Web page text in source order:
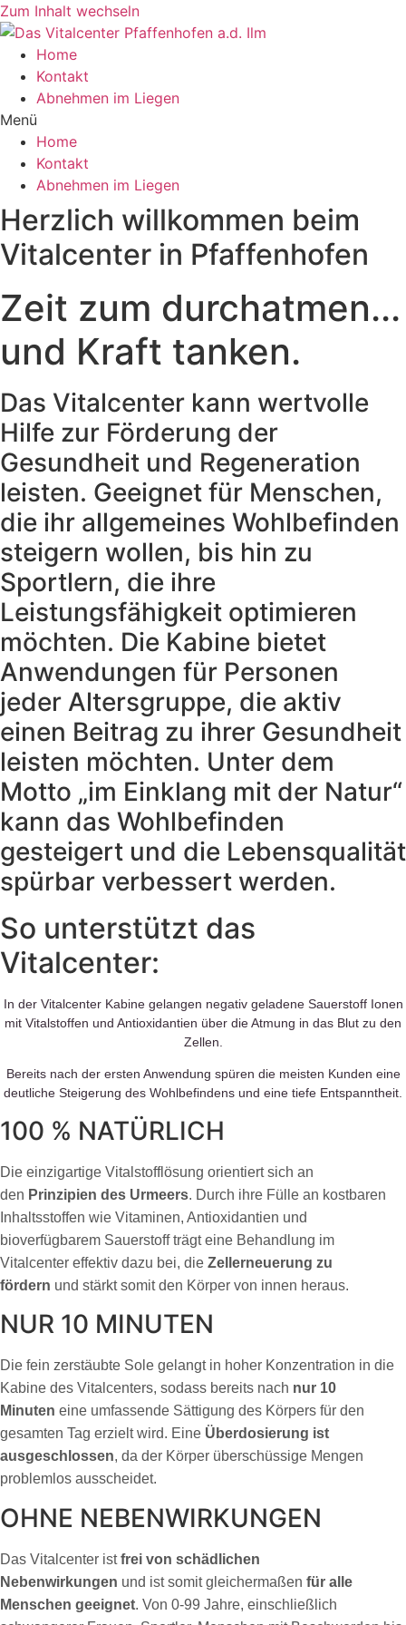
Zum Inhalt wechseln
Home
Kontakt
Abnehmen im Liegen
Menü
Home
Kontakt
Abnehmen im Liegen
Herzlich willkommen beim
Vitalcenter in Pfaffenhofen
Zeit zum durchatmen...
und Kraft tanken.
Das Vitalcenter kann wertvolle
Hilfe zur Förderung der
Gesundheit und Regeneration
leisten. Geeignet für Menschen,
die ihr allgemeines Wohlbefinden
steigern wollen, bis hin zu
Sportlern, die ihre
Leistungsfähigkeit optimieren
möchten. Die Kabine bietet
Anwendungen für Personen
jeder Altersgruppe, die aktiv
einen Beitrag zu ihrer Gesundheit
leisten möchten. Unter dem
Motto „im Einklang mit der Natur“
kann das Wohlbefinden
gesteigert und die Lebensqualität
spürbar verbessert werden.
So unterstützt das
Vitalcenter:
In der Vitalcenter Kabine gelangen negativ geladene Sauerstoff Ionen
mit Vitalstoffen und Antioxidantien über die Atmung in das Blut zu den
Zellen.
Bereits nach der ersten Anwendung spüren die meisten Kunden eine
deutliche Steigerung des Wohlbefindens und eine tiefe Entspanntheit.
100 % NATÜRLICH
Die einzigartige Vitalstofflösung orientiert sich an
den Prinzipien des Urmeers. Durch ihre Fülle an kostbaren
Inhaltsstoffen wie Vitaminen, Antioxidantien und
bioverfügbarem Sauerstoff trägt eine Behandlung im
Vitalcenter effektiv dazu bei, die Zellerneuerung zu
fördern und stärkt somit den Körper von innen heraus.
NUR 10 MINUTEN
Die fein zerstäubte Sole gelangt in hoher Konzentration in die
Kabine des Vitalcenters, sodass bereits nach nur 10
Minuten eine umfassende Sättigung des Körpers für den
gesamten Tag erzielt wird. Eine Überdosierung ist
ausgeschlossen, da der Körper überschüssige Mengen
problemlos ausscheidet.
OHNE NEBENWIRKUNGEN
Das Vitalcenter istfrei von schädlichen
Nebenwirkungen und ist somit gleichermaßen für alle
Menschen geeignet. Von 0-99 Jahre, einschließlich